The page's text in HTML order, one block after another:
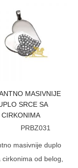
MASIVNIJE
SRCE SA
CIRKONIMA
PRBZ031
masivnije duplo
cirkonima od belog,